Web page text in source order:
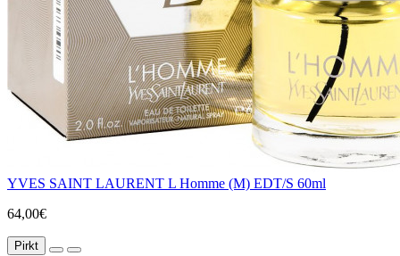
YVES SAINT LAURENT L Homme (M) EDT/S 60ml
64,00€
Pirkt